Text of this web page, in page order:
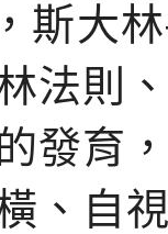
斯大林
法則
發育
、自